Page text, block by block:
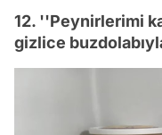
12. ''Peynirlerimi
gizlice